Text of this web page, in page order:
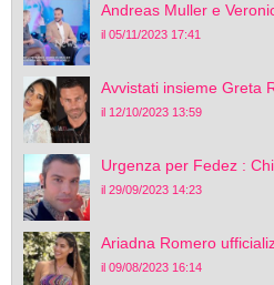
Andreas Muller e
il 05/11/2023 17:41
Avvistati insieme Greta
il 12/10/2023 13:59
Urgenza per Fedez :
il 29/09/2023 14:23
Ariadna Romero
il 09/08/2023 16:14